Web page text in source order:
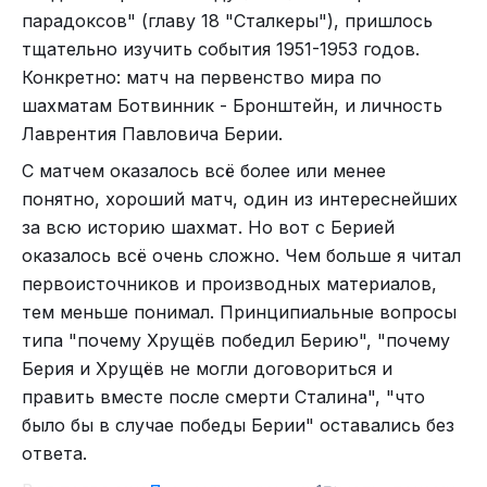
Он остался быстрым, живым, азартным. Просто
теперь его хватает на большее.
Отдельно предупредила, что в день
подключения меня не будет на связи, и заранее
прислала инструкцию — текстом и видео, куда
нажимать и как войти. Собственно, все то же,
что и в феврале.
Для Влада это был не первый онлайн-турнир. Но
он впервые попал не в свою группу.
Сообщения от папы пошли почти сразу, как
началась игра. Потом стали короче:
— «Проиграл».
— «Ещё проиграл».
— «Все партии».
Влад играл с детьми, у которых был другой
уровень и опыт.
Я была на обучении в Москве и ответила, как
времени для погружения в безбрежное море
шахматной теории. Мы делаем упор на практику,
с минимумом теоретических знаний.
Основной упор мы будем делать на
самообразование. Эта книга научит вас, как
быстро и эффективно настроить свой мозг для
принятия правильных решений в шахматных
партиях, а, заодно, и в реальных человеческих
делах. Шахматный подход хорош не только для
шахмат. Это универсальный метод решения всех
жизненных проблем.
В этой книги я раскрою вам несколько
"секретов" шахматного успеха, которые давно
уже всем известны. Также я вас проинформирую
о некоторых современных шахматных
парадоксов" (главу 18 "Сталкеры"), пришлось
тщательно изучить события 1951-1953 годов.
Конкретно: матч на первенство мира по
шахматам Ботвинник - Бронштейн, и личность
Лаврентия Павловича Берии.
С матчем оказалось всё более или менее
понятно, хороший матч, один из интереснейших
за всю историю шахмат. Но вот с Берией
оказалось всё очень сложно. Чем больше я читал
первоисточников и производных материалов,
тем меньше понимал. Принципиальные вопросы
типа "почему Хрущёв победил Берию", "почему
Берия и Хрущёв не могли договориться и
править вместе после смерти Сталина", "что
было бы в случае победы Берии" оставались без
ответа.